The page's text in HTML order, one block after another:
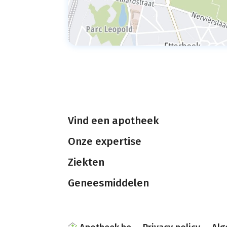
Vind een apotheek
Onze expertise
Ziekten
Geneesmiddelen